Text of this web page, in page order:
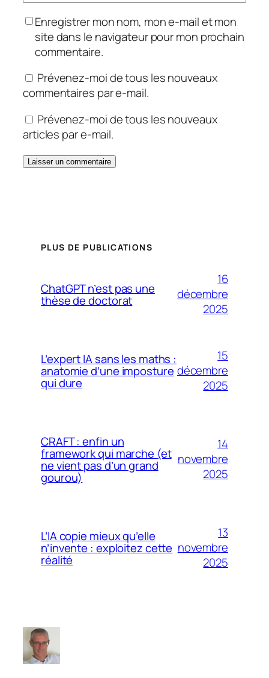
Enregistrer mon nom, mon e-mail et mon
site dans le navigateur pour mon prochain
commentaire.
Prévenez-moi de tous les nouveaux
commentaires par e-mail.
Prévenez-moi de tous les nouveaux
articles par e-mail.
PLUS DE PUBLICATIONS
ChatGPT n’est pas une
thèse de doctorat
16
décembre
2025
L’expert IA sans les maths :
anatomie d’une imposture
qui dure
15
décembre
2025
CRAFT : enfin un
framework qui marche (et
ne vient pas d’un grand
gourou)
14
novembre
2025
L’IA copie mieux qu’elle
n’invente : exploitez cette
réalité
13
novembre
2025